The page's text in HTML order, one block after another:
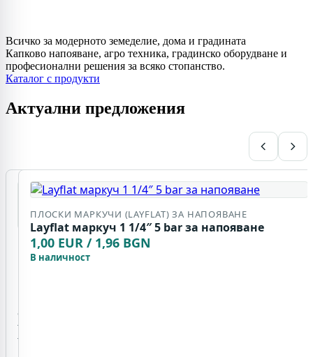
Всичко за модерното земеделие, дома и градината
Капково напояване, агро техника, градинско оборудване и
професионални решения за всяко стопанство.
Каталог с продукти
Актуални предложения
КАПКОВИ
МАРКУЧИ –
50м
15,50 EUR / 30,32
BGN
ПЛОСКИ МАРКУЧИ (LAYFLAT) ЗА НАПОЯВАНЕ
Layflat маркуч 1 1/4″ 5 bar за напояване
1,00 EUR / 1,96 BGN
В наличност